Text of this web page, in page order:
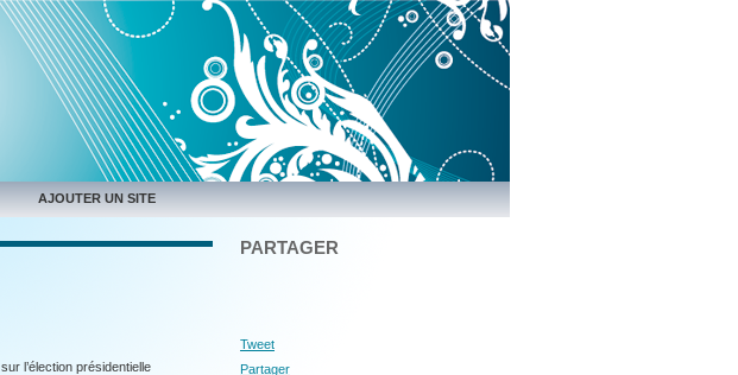
AJOUTER UN SITE
l’élection présidentielle
PARTAGER
Tweet
Partager